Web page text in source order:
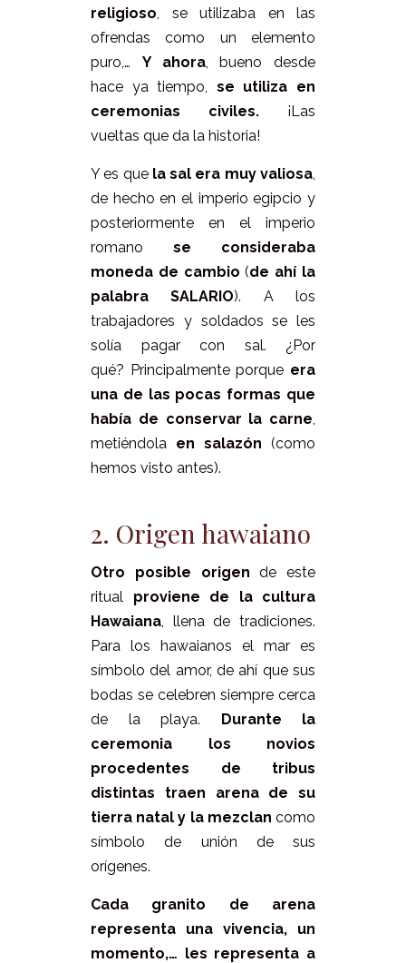
religioso , se utilizaba en las
ofrendas como un elemento
puro,… Y ahora, bueno desde
hace ya tiempo, se utiliza en
ceremonias civiles. ¡Las
vueltas que da la historia!
Y es que la sal era muy valiosa
de hecho en el imperio egipcio y
posteriormente en el imperio
romano se consideraba
moneda de cambio (de ahí la
palabra SALARIO). A los
trabajadores y soldados se les
solía pagar con sal. ¿Por
qué? Principalmente porque era
una de las pocas formas que
había de conservar la carne
metiéndola en salazón (como
hemos visto antes).
2. Origen hawaiano
Otro posible origen de este
ritual proviene de la cultura
Hawaiana , llena de tradiciones.
Para los hawaianos el mar es
símbolo del amor, de ahí que sus
bodas se celebren siempre cerca
de la playa. Durante la
ceremonia los novios
procedentes de tribus
distintas traen arena de su
tierra natal y la mezclan como
símbolo de unión de sus
orígenes.
Cada granito de arena
representa una vivencia, un
momento,… les representa a